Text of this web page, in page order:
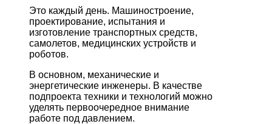
Это каждый день. Машиностроение,
проектирование, испытания и
изготовление транспортных средств,
самолетов, медицинских устройств и
роботов.
В основном, механические и
энергетические инженеры. В качестве
подпроекта техники и технологий можно
уделять первоочередное внимание
работе под давлением.